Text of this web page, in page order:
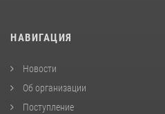
НАВИГАЦИЯ
Новости
Об организации
Поступление